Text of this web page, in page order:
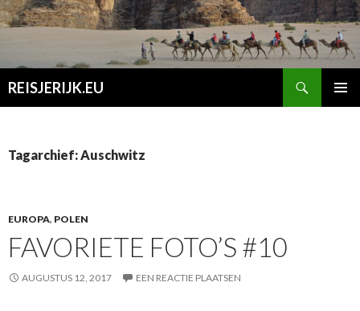
REISJERIJK.EU
Tagarchief: Auschwitz
EUROPA, POLEN
FAVORIETE FOTO’S #10
AUGUSTUS 12, 2017 EEN REACTIE PLAATSEN